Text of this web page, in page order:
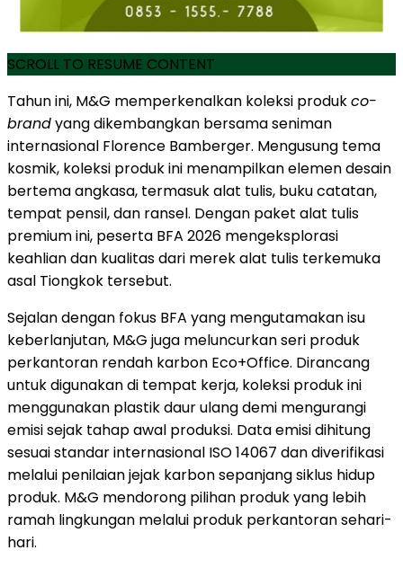
SCROLL TO RESUME CONTENT
Tahun ini, M&G memperkenalkan koleksi produkco-
brandyang dikembangkan bersama seniman
internasional Florence Bamberger. Mengusung tema
kosmik, koleksi produk ini menampilkan elemen desain
bertema angkasa, termasuk alat tulis, buku catatan,
tempat pensil, dan ransel. Dengan paket alat tulis
premium ini, peserta BFA 2026 mengeksplorasi
keahlian dan kualitas dari merek alat tulis terkemuka
asal Tiongkok tersebut.
Sejalan dengan fokus BFA yang mengutamakan isu
keberlanjutan, M&G juga meluncurkan seri produk
perkantoran rendah karbon Eco+Office. Dirancang
untuk digunakan di tempat kerja, koleksi produk ini
menggunakan plastik daur ulang demi mengurangi
emisi sejak tahap awal produksi. Data emisi dihitung
sesuai standar internasional ISO 14067 dan diverifikasi
melalui penilaian jejak karbon sepanjang siklus hidup
produk. M&G mendorong pilihan produk yang lebih
ramah lingkungan melalui produk perkantoran sehari-
hari.